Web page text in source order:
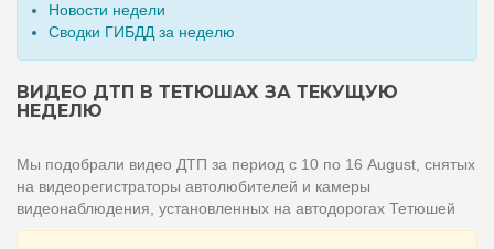
Новости недели
Сводки ГИБДД за неделю
ВИДЕО ДТП В ТЕТЮШАХ ЗА ТЕКУЩУЮ
НЕДЕЛЮ
Мы подобрали видео ДТП за период с 10 по 16 August, снятых
на видеорегистраторы автолюбителей и камеры
видеонаблюдения, установленных на автодорогах Тетюшей